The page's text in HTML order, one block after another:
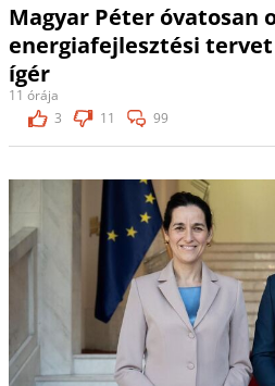
Magyar Péter óvatosan
energiafejlesztési
ígér
11 órája
3
11 99